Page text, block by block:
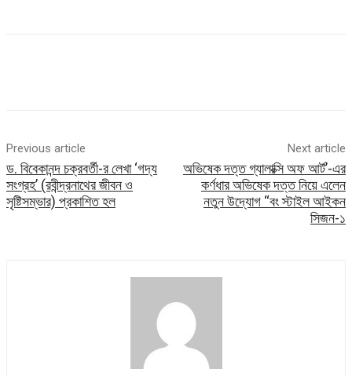
Previous article
ড. বিবেকানন্দ চক্রবর্তী-র লেখা ‘গদ্য
সংগ্রহ’ (রবীন্দ্রনাথের জীবন ও
সৃষ্টিসম্ভার) প্রকাশিত হল
Next article
অভিষেক দত্ত গ্যালাক্সি অফ আর্ট’-এর
কর্ণধার অভিষেক দত্ত নিয়ে এলেন
নতুন উদ্যোগ “বং স্টাইল আইকন
সিজন-১